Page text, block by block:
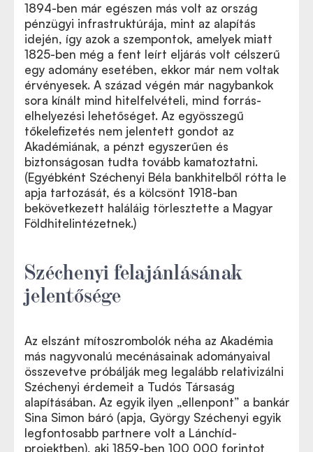
1894-ben már egészen más volt az ország
pénzügyi infrastruktúrája, mint az alapítás
idején, így azok a szempontok, amelyek miatt
1825-ben még a fent leírt eljárás volt célszerű
egy adomány esetében, ekkor már nem voltak
érvényesek. A század végén már nagybankok
sora kínált mind hitelfelvételi, mind forrás-
elhelyezési lehetőséget. Az egyösszegű
tőkelefizetés nem jelentett gondot az
Akadémiának, a pénzt egyszerűen és
biztonságosan tudta tovább kamatoztatni.
(Egyébként Széchenyi Béla bankhitelből rótta le
apja tartozását, és a kölcsönt 1918-ban
bekövetkezett haláláig törlesztette a Magyar
Földhitelintézetnek.)
Széchenyi felajánlásának
jelentősége
Az elszánt mítoszrombolók néha az Akadémia
más nagyvonalú mecénásainak adományaival
összevetve próbálják meg legalább relativizálni
Széchenyi érdemeit a Tudós Társaság
alapításában. Az egyik ilyen „ellenpont” a bankár
Sina Simon báró (apja, György Széchenyi egyik
legfontosabb partnere volt a Lánchíd-
projektben), aki 1859-ben 100 000 forintot